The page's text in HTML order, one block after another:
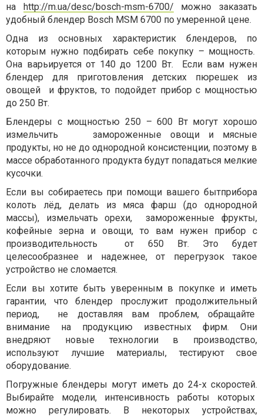
на http://m.ua/desc/bosch-msm-6700/ можно заказать
удобный блендер Bosch MSM 6700 по умеренной цене.
Одна из основных характеристик блендеров, по
которым нужно подбирать себе покупку – мощность.
Она варьируется от 140 до 1200 Вт. Если вам нужен
блендер для приготовления детских пюрешек из
овощей и фруктов, то подойдет прибор с мощностью
до 250 Вт.
Блендеры с мощностью 250 – 600 Вт могут хорошо
измельчить замороженные овощи и мясные
продукты, но не до однородной консистенции, поэтому в
массе обработанного продукта будут попадаться мелкие
кусочки.
Если вы собираетесь при помощи вашего бытприбора
колоть лёд, делать из мяса фарш (до однородной
массы), измельчать орехи, замороженные фрукты,
кофейные зерна и овощи, то вам нужен прибор с
производительность от 650 Вт. Это будет
целесообразнее и надежнее, от перегрузок такое
устройство не сломается.
Если вы хотите быть уверенным в покупке и иметь
гарантии, что блендер прослужит продолжительный
период, не доставляя вам проблем, обращайте
внимание на продукцию известных фирм. Они
внедряют новые технологии в производство,
используют лучшие материалы, тестируют свое
оборудование.
Погружные блендеры могут иметь до 24-х скоростей.
Выбирайте модели, интенсивность работы которых
можно регулировать. В некоторых устройствах,